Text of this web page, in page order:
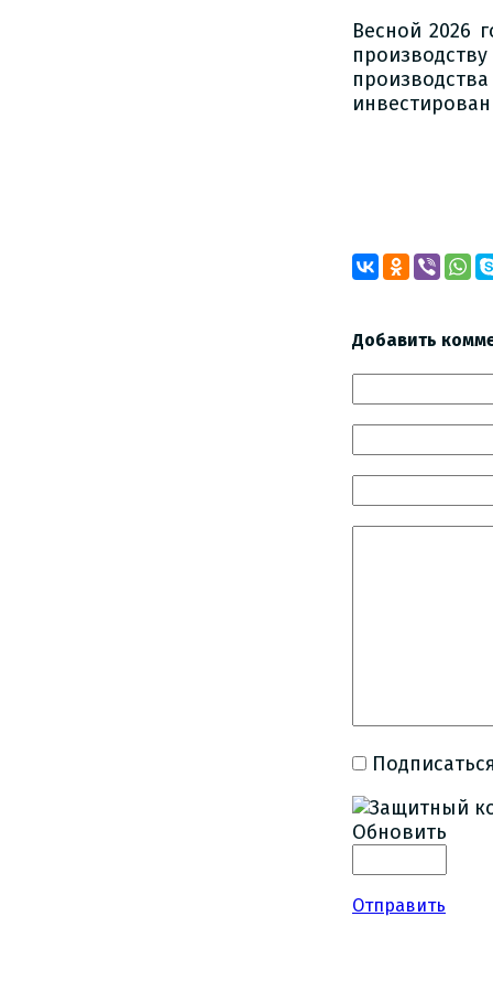
Весной 2026
Добавить
Обновить
Отправить